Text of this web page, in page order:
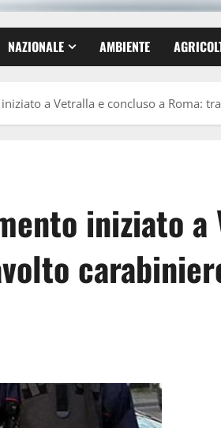
NAZIONALE AMBIENTE
a Vetralla e concluso a Roma:
iniziato